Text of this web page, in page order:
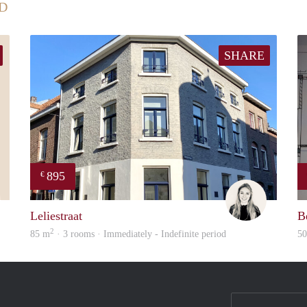
SHARE
€ 895
Fleur
Leliestraat
85 m2 · 3 rooms · Immediately - Indefinite period